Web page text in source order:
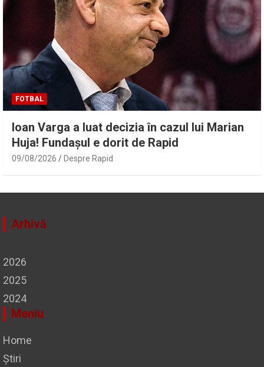
FOTBAL
Ioan Varga a luat decizia în cazul lui Marian
Huja! Fundașul e dorit de Rapid
09/08/2026 Despre Rapid
Arhivă
2026
2025
2024
Meniu
Home
Știri